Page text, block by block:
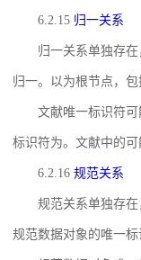
6.2.15 归一关系
归一关系单独存
归一。以为根节点，
文献唯一标识符
标识符为。文献中的
6.2.16 规范关系
规范关系单独存
规范数据对象的唯一